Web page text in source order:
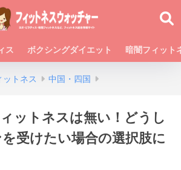
ス ボクシングダイエット 暗闇フィット
ットネス 中国・四国
ットネスは無い！どうし
受けたい場合の選択肢に